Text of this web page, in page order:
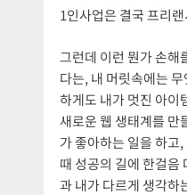
1인사업은 결국 프리
그런데 이런 뭔가 손해
다는, 내 머릿속에는
하게도 내가 멋진 아이
새로운 웹 생태계를 만
가 좋아하는 일을 하고
때 성공의 길에 한걸음
과 내가 다르게 생각하